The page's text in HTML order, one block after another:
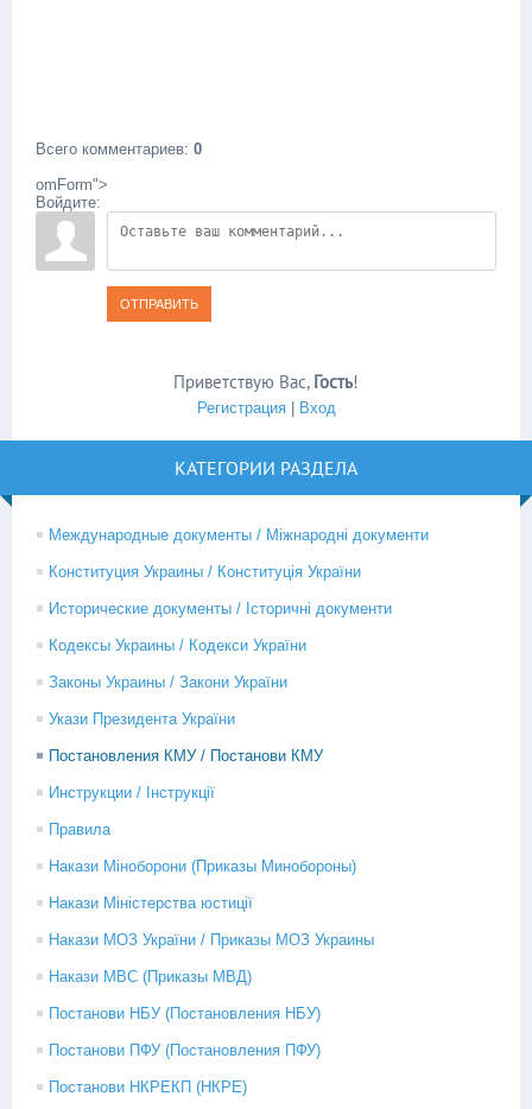
Всего комментариев: 0
omForm">
Войдите:
ОТПРАВИТЬ
Приветствую Вас, Гость!
Регистрация| Вход
КАТЕГОРИИ РАЗДЕЛА
Международные документы / Міжнародні документи
Конституция Украины / Конституція України
Исторические документы / Історичні документи
Кодексы Украины / Кодекси України
Законы Украины / Закони України
Укази Президента України
Постановления КМУ / Постанови КМУ
Инструкции / Інструкції
Правила
Накази Міноборони (Приказы Минобороны)
Накази Міністерства юстиції
Накази МОЗ України / Приказы МОЗ Украины
Накази МВС (Приказы МВД)
Постанови НБУ (Постановления НБУ)
Постанови ПФУ (Постановления ПФУ)
Постанови НКРЕКП (НКРЕ)